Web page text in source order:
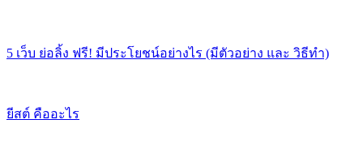
5 เว็บ ย่อลิ้ง ฟรี! มีประโยชน์อย่างไร (มีตัวอย่าง และ วิธีทำ)
ยีสต์ คืออะไร